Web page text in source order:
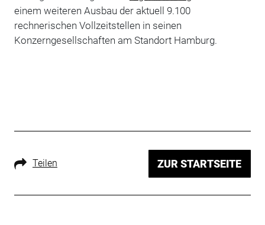
einem weiteren Ausbau der aktuell 9.100
rechnerischen Vollzeitstellen in seinen
Konzerngesellschaften am Standort Hamburg.
Teilen ZUR STARTSEITE